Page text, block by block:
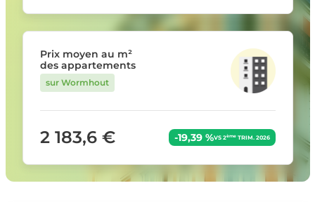
Prix moyen au m²
des appartements
sur Wormhout
2 183,6 € -19,39 %VS 2èmeTRIM. 2026